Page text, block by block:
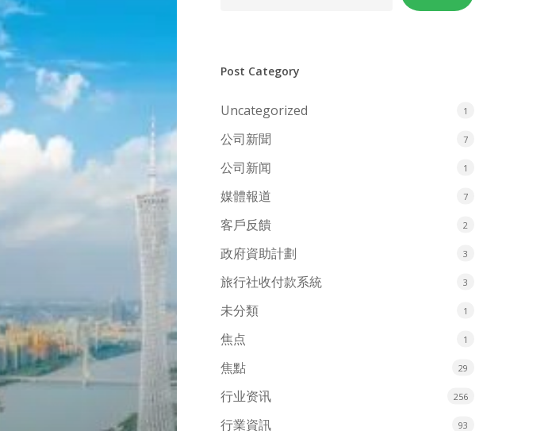
Post Category
Uncategorized 1
公司新聞 7
公司新闻 1
媒體報道 7
客戶反饋 2
政府資助計劃 3
旅行社收付款系統 3
未分類 1
焦点 1
焦點 29
行业资讯 256
行業資訊 93